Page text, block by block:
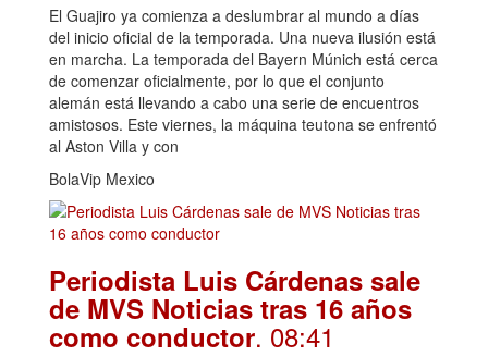
El Guajiro ya comienza a deslumbrar al mundo a días
del inicio oficial de la temporada. Una nueva ilusión está
en marcha. La temporada del Bayern Múnich está cerca
de comenzar oficialmente, por lo que el conjunto
alemán está llevando a cabo una serie de encuentros
amistosos. Este viernes, la máquina teutona se enfrentó
al Aston Villa y con
BolaVip Mexico
Periodista Luis Cárdenas sale
de MVS Noticias tras 16 años
como conductor. 08:41